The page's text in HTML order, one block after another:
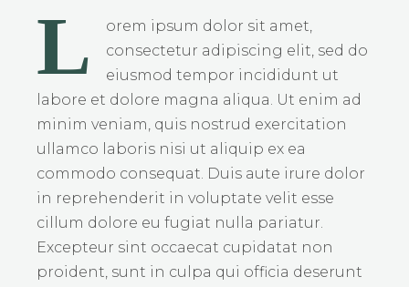
L
orem ipsum dolor sit amet,
consectetur adipiscing elit, sed do
eiusmod tempor incididunt ut
labore et dolore magna aliqua. Ut enim ad
minim veniam, quis nostrud exercitation
ullamco laboris nisi ut aliquip ex ea
commodo consequat. Duis aute irure dolor
in reprehenderit in voluptate velit esse
cillum dolore eu fugiat nulla pariatur.
Excepteur sint occaecat cupidatat non
proident, sunt in culpa qui officia deserunt